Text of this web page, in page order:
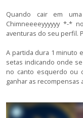
Quando cair em
Chimneeeeyyyyyy *-*
aventuras do seu perfil.
A partida dura 1 minuto
setas indicando onde
no canto esquerdo ou
ganhar as recompensas